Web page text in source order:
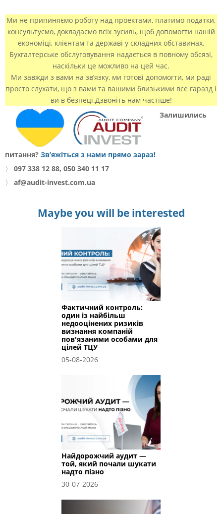
Ми не припиняємо роботу над проектами, платимо податки,
консультуємо, докладаємо всіх зусиль, щоб допомогти нашій
економіці, клієнтам та державі у складних обставинах.
Бухгалтерське обслуговування надається в повному обсязі,
наскільки це можливо на цей час.
Ми завжди з вами на зв’язку, ми готові допомогти, ми раді
просто слухати, що з вами та вашими близькими все гаразд і
ви в безпеці.Дзвоніть нам частіше!
Залишились
питання? Зв’яжіться з нами прямо зараз!
〉
097 338 12 88, 050 340 11 17
〉
af@audit-invest.com.ua
Maybe you will be interested
Фактичний контроль:
один із найбільш
недооцінених ризиків
визнання компаній
пов'язаними особами для
цілей ТЦУ
05-08-2026
Найдорожчий аудит —
той, який почали шукати
надто пізно
30-07-2026